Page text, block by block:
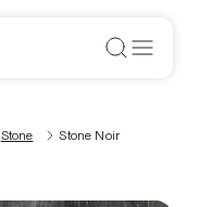
Stone Stone Noir